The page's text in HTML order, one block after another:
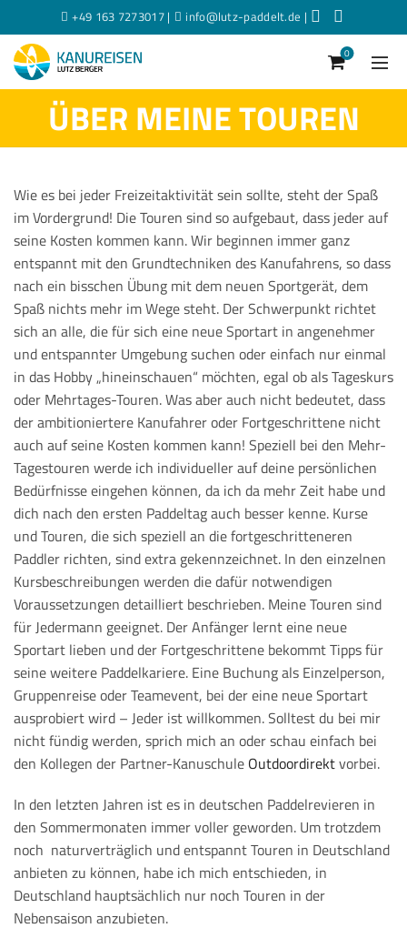
+49 163 7273017 | info@lutz-paddelt.de |
0
ÜBER MEINE TOUREN
Wie es bei jeder Freizeitaktivität sein sollte, steht der Spaß
im Vordergrund! Die Touren sind so aufgebaut, dass jeder auf
seine Kosten kommen kann. Wir beginnen immer ganz
entspannt mit den Grundtechniken des Kanufahrens, so dass
nach ein bisschen Übung mit dem neuen Sportgerät, dem
Spaß nichts mehr im Wege steht. Der Schwerpunkt richtet
sich an alle, die für sich eine neue Sportart in angenehmer
und entspannter Umgebung suchen oder einfach nur einmal
in das Hobby „hineinschauen“ möchten, egal ob als Tageskurs
oder Mehrtages-Touren. Was aber auch nicht bedeutet, dass
der ambitioniertere Kanufahrer oder Fortgeschrittene nicht
auch auf seine Kosten kommen kann! Speziell bei den Mehr-
Tagestouren werde ich individueller auf deine persönlichen
Bedürfnisse eingehen können, da ich da mehr Zeit habe und
dich nach den ersten Paddeltag auch besser kenne. Kurse
und Touren, die sich speziell an die fortgeschritteneren
Paddler richten, sind extra gekennzeichnet. In den einzelnen
Kursbeschreibungen werden die dafür notwendigen
Voraussetzungen detailliert beschrieben. Meine Touren sind
für Jedermann geeignet. Der Anfänger lernt eine neue
Sportart lieben und der Fortgeschrittene bekommt Tipps für
seine weitere Paddelkariere. Eine Buchung als Einzelperson,
Gruppenreise oder Teamevent, bei der eine neue Sportart
ausprobiert wird – Jeder ist willkommen. Solltest du bei mir
nicht fündig werden, sprich mich an oder schau einfach bei
den Kollegen der Partner-Kanuschule Outdoordirektvorbei.
In den letzten Jahren ist es in deutschen Paddelrevieren in
den Sommermonaten immer voller geworden. Um trotzdem
noch naturverträglich und entspannt Touren in Deutschland
anbieten zu können, habe ich mich entschieden, in
Deutschland hauptsächlich nur noch Touren in der
Nebensaison anzubieten.